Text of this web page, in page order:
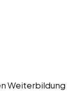
Weiterbildung